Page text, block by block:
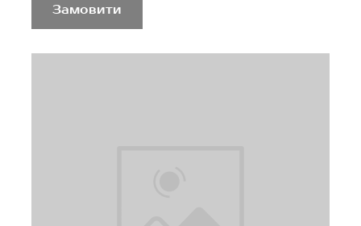
Замовити